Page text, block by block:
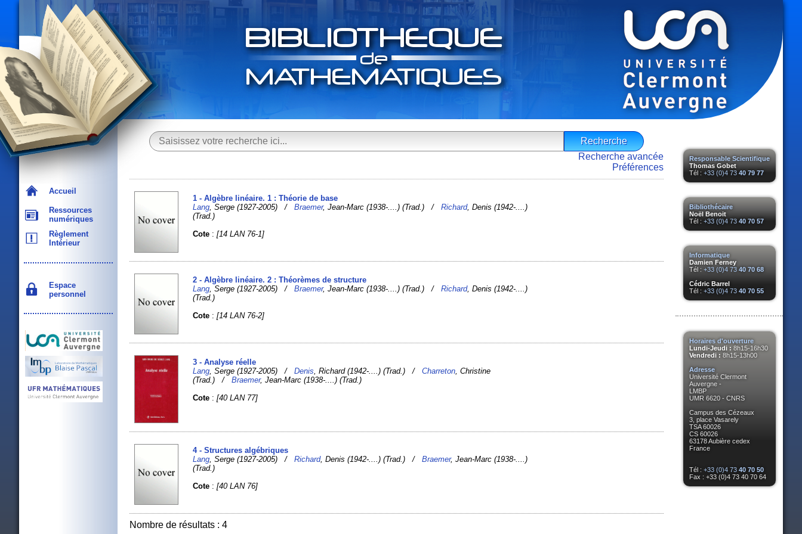
Accueil
Ressources
numériques
Règlement
Intérieur
Espace
personnel
Responsable Scientifique
Thomas Gobet
Tél : +33 (0)4 73 40 79 77
Bibliothécaire
Noël Benoit
Tél : +33 (0)4 73 40 70 57
Informatique
Damien Ferney
Tél : +33 (0)4 73 40 70 68
Cédric Barrel
Tél : +33 (0)4 73 40 70 55
Horaires d'ouverture
Lundi-Jeudi : 8h15-16h30
Vendredi : 8h15-13h00
Adresse
Université Clermont
Auvergne -
LMBP
UMR 6620 - CNRS
Campus des Cézeaux
3, place Vasarely
TSA 60026
CS 60026
63178 Aubière cedex
France
Tél : +33 (0)4 73 40 70 50
Fax : +33 (0)4 73 40 70 64
Recherche avancée
Préférences
1 - Algèbre linéaire. 1 : Théorie de base
Lang , Serge (1927-2005) /Braemer, Jean-Marc (1938-....) (Trad.) /Richard, Denis (1942-....)
(Trad.)
Cote :[14 LAN 76-1]
2 - Algèbre linéaire. 2 : Théorèmes de structure
Lang, Serge (1927-2005) /Braemer, Jean-Marc (1938-....) (Trad.) /Richard, Denis (1942-....)
(Trad.)
Cote :[14 LAN 76-2]
3 - Analyse réelle
Lang , Serge (1927-2005) /Denis , Richard (1942-....) (Trad.) /Charreton , Christine
(Trad.) /Braemer, Jean-Marc (1938-....) (Trad.)
Cote :[40 LAN 77]
4 - Structures algébriques
Lang, Serge (1927-2005) /Richard, Denis (1942-....) (Trad.) /Braemer, Jean-Marc (1938-....)
(Trad.)
Cote :[40 LAN 76]
Nombre de résultats : 4